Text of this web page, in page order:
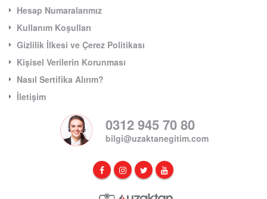
Hesap Numaralarımız
Kullanım Koşulları
Gizlilik İlkesi ve Çerez Politikası
Kişisel Verilerin Korunması
Nasıl Sertifika Alırım?
İletişim
0312 945 70 80
bilgi@uzaktanegitim.com